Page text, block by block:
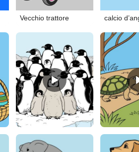
Vecchio trattore
calcio
penguin colony skilpadde